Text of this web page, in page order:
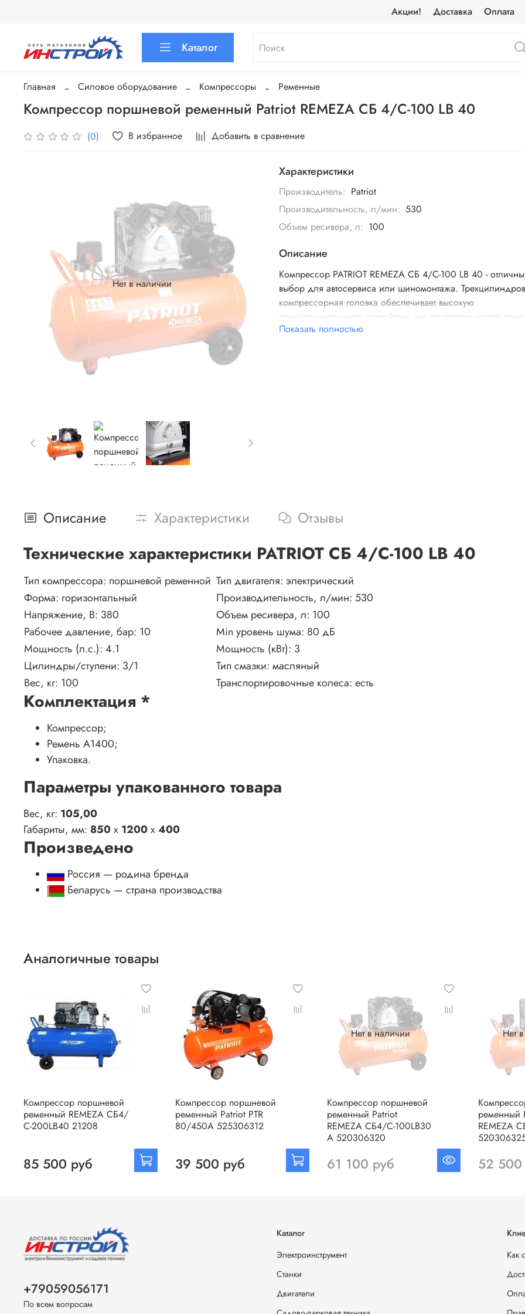
Акции! Доставка Оплата
Каталог
Главная Силовое оборудование Компрессоры Ременные
Компрессор поршневой ременный Patriot REMEZA СБ 4/С-100 LB 40
(0) В избранное Добавить в сравнение
Нет в наличии
Характеристики
Производитель: Patriot
Производительность, л/мин: 530
Объем ресивера, л: 100
Описание
Компрессор PATRIOT REMEZA СБ 4/С-100 LB 40 -
выбор для автосервиса или шиномонтажа.
компрессорная головка обеспечивает высокую
производительность устройства, что позволяет
не только любителями, но и профессионалами.
Показать полностью
Описание Характеристики Отзывы
Технические характеристики PATRIOT СБ 4/С-100 LB 40
Тип компрессора: поршневой ременной Тип двигателя: электрический
Форма: горизонтальный Производительность, л/мин: 530
Напряжение, В: 380 Объем ресивера, л: 100
Рабочее давление, бар: 10 Min уровень шума: 80 дБ
Мощность (л.с.): 4.1 Мощность (кВт): 3
Цилиндры/ступени: 3/1 Тип смазки: масляный
Вес, кг: 100 Транспортировочные колеса: есть
Комплектация *
Компрессор;
Ремень А1400;
Упаковка.
Параметры упакованного товара
Вес, кг: 105,00
Габариты, мм: 850x 1200x400
Произведено
Россия — родина бренда
Беларусь — страна производства
Аналогичные товары
Компрессор поршневой
ременный REMEZA СБ4/
С-200LB40 21208
85 500 руб
Компрессор поршневой
ременный Patriot PTR
80/450A 525306312
39 500 руб
Нет в наличии
Компрессор поршневой
ременный Patriot
REMEZA СБ4/С-100LB30
A 520306320
61 100 руб
Нет
ременный
REMEZA
52 500
Каталог
Электроинструмент
Станки
Двигатели
Как
+79059056171
По всем вопросам